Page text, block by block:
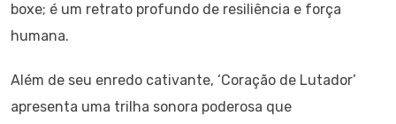
boxe; é um retrato profundo de resiliência e força
humana.
Além de seu enredo cativante, ‘Coração de Lutador’
apresenta uma trilha sonora poderosa que